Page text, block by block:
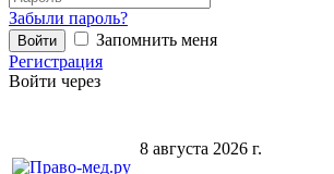
Забыли пароль?
Запомнить меня
Регистрация
Войти через
8 августа 2026 г.